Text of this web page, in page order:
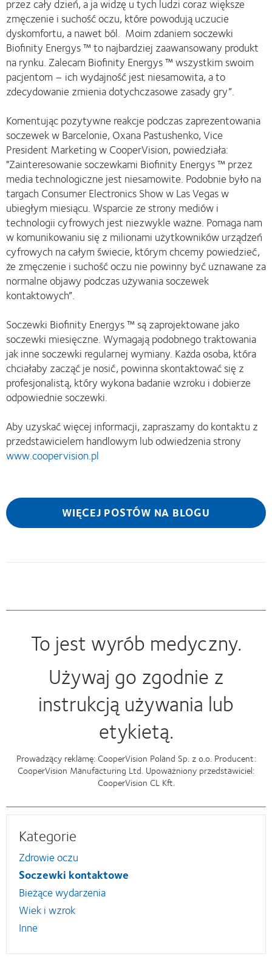
przez cały dzień, a ja widzę u tych ludzi coraz większe
zmęczenie i suchość oczu, które powodują uczucie
dyskomfortu, a nawet ból. Moim zdaniem soczewki
Biofinity Energys ™ to najbardziej zaawansowany produkt
na rynku. Zalecam Biofinity Energys ™ wszystkim swoim
pacjentom – ich wydajność jest niesamowita, a to
zdecydowanie zmienia dotychczasowe zasady gry”.
Komentując pozytywne reakcje podczas zaprezentowania
soczewek w Barcelonie, Oxana Pastushenko, Vice
President Marketing w CooperVision, powiedziała:
"Zainteresowanie soczewkami Biofinity Energys ™ przez
media technologiczne jest niesamowite. Podobnie było na
targach Consumer Electronics Show w Las Vegas w
ubiegłym miesiącu. Wsparcie ze strony mediów i
technologii cyfrowych jest niezwykle ważne. Pomaga nam
w komunikowaniu się z milionami użytkowników urządzeń
cyfrowych na całym świecie, którym chcemy powiedzieć,
że zmęczenie i suchość oczu nie powinny być uznawane za
normalne objawy podczas używania soczewek
kontaktowych”.
Soczewki Biofinity Energys ™ są zaprojektowane jako
soczewki miesięczne. Wymagają podobnego traktowania
jak inne soczewki regularnej wymiany. Każda osoba, która
chciałaby zacząć je nosić, powinna skontaktować się z
profesjonalistą, który wykona badanie wzroku i dobierze
odpowiednie soczewki.
Aby uzyskać więcej informacji, zapraszamy do kontaktu z
przedstawicielem handlowym lub odwiedzenia strony
www.coopervision.pl
WIĘCEJ POSTÓW NA BLOGU
To jest wyrób medyczny.
Używaj go zgodnie z
instrukcją używania lub
etykietą.
Prowadzący reklamę: CooperVision Poland Sp. z o.o. Producent:
CooperVision Manufacturing Ltd. Upoważniony przedstawiciel:
CooperVision CL Kft.
Kategorie
Zdrowie oczu
Soczewki kontaktowe
Bieżące wydarzenia
Wiek i wzrok
Inne